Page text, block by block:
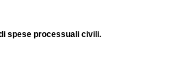
spese processuali civili.